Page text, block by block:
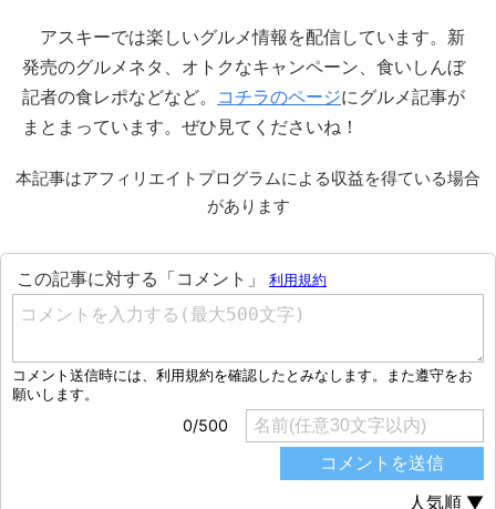
アスキーでは楽しいグルメ情報を配信しています。新
発売のグルメネタ、オトクなキャンペーン、食いしんぼ
記者の食レポなどなど。
コチラのページにグルメ記事が
まとまっています。ぜひ見てくださいね！
本記事はアフィリエイトプログラムによる収益を得ている場合
があります